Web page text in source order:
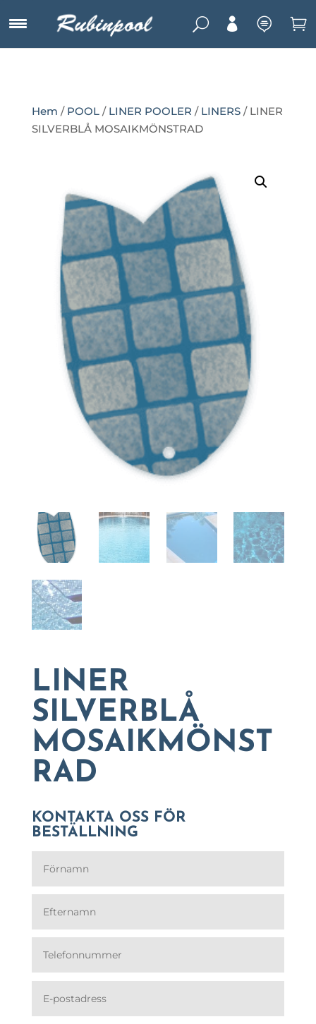
U   
Hem / POOL/ LINER POOLER / LINERS/ LINER
SILVERBLÅ MOSAIKMÖNSTRAD
LINER
SILVERBLÅ
MOSAIKMÖNST
RAD
KONTAKTA OSS FÖR
BESTÄLLNING